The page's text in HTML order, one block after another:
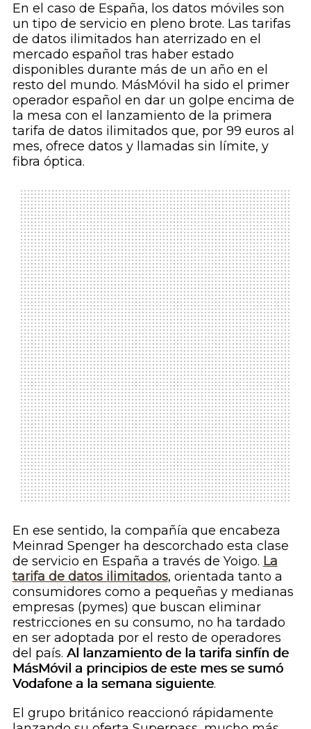
En el caso de España, los datos móviles son
un tipo de servicio en pleno brote. Las tarifas
de datos ilimitados han aterrizado en el
mercado español tras haber estado
disponibles durante más de un año en el
resto del mundo. MásMóvil ha sido el primer
operador español en dar un golpe encima de
la mesa con el lanzamiento de la primera
tarifa de datos ilimitados que, por 99 euros al
mes, ofrece datos y llamadas sin límite, y
fibra óptica.
En ese sentido, la compañía que encabeza
Meinrad Spenger ha descorchado esta clase
de servicio en España a través de Yoigo. La
tarifa de datos ilimitados, orientada tanto a
consumidores como a pequeñas y medianas
empresas (pymes) que buscan eliminar
restricciones en su consumo, no ha tardado
en ser adoptada por el resto de operadores
del país. Al lanzamiento de la tarifa sinfín de
MásMóvil a principios de este mes se sumó
Vodafone a la semana siguiente.
El grupo británico reaccionó rápidamente